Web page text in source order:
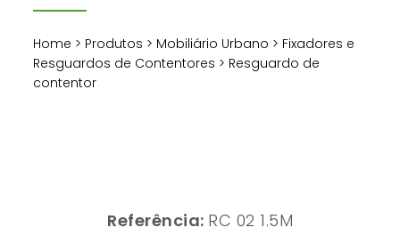
Home > Produtos > Mobiliário Urbano > Fixadores e
Resguardos de Contentores > Resguardo de
contentor
Referência: RC 02 1.5M